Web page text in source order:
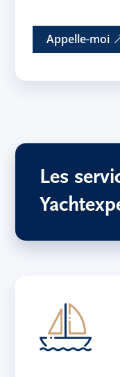
Appelle-moi
Les